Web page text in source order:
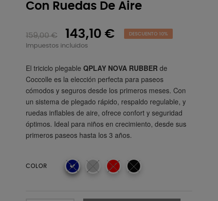
Con Ruedas De Aire
159,00 € 143,10 € DESCUENTO 10%
Impuestos incluidos
El triciclo plegable QPLAY NOVA RUBBER de
Coccolle es la elección perfecta para paseos
cómodos y seguros desde los primeros meses. Con
un sistema de plegado rápido, respaldo regulable, y
ruedas inflables de aire, ofrece confort y seguridad
óptimos. Ideal para niños en crecimiento, desde sus
primeros paseos hasta los 3 años.
COLOR